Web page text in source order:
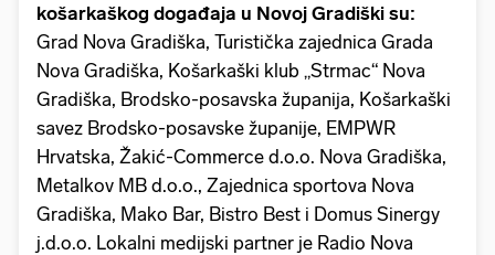
košarkaškog događaja u Novoj Gradiški su:
Grad Nova Gradiška, Turistička zajednica Grada
Nova Gradiška, Košarkaški klub „Strmac“ Nova
Gradiška, Brodsko-posavska županija, Košarkaški
savez Brodsko-posavske županije, EMPWR
Hrvatska, Žakić-Commerce d.o.o. Nova Gradiška,
Metalkov MB d.o.o., Zajednica sportova Nova
Gradiška, Mako Bar, Bistro Best i Domus Sinergy
j.d.o.o. Lokalni medijski partner je Radio Nova